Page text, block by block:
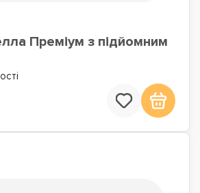
Преміум з підйомним